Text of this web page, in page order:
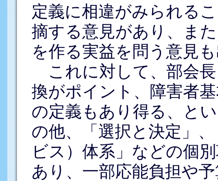
定義に相違がみられる
摘する意見があり、ま
を作る実益を問う意見
これに対して、部会
換がポイント、障害者
の定義もあり得る、と
の他、「選択と決定」
ビス）体系」などの個
あり、一部応能負担や